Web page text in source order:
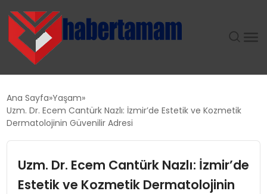
TEKNOLOJI
SAĞLIK
Ana Sayfa Yaşam
Uzm. Dr. Ecem Cantürk Nazlı: İzmir’de Estetik ve Kozmetik
Dermatolojinin Güvenilir Adresi
Uzm. Dr. Ecem Cantürk Nazlı: İzmir’de
Estetik ve Kozmetik Dermatolojinin